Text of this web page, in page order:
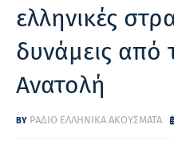
ελληνικές
δυνάμεις από
Ανατολή
ΡΑΔΙΟ ΕΛΛΗΝΙΚΑ ΑΚΟΥΣΜΑΤΑ